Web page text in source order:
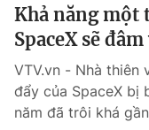
® Cấm sao chép dưới
thuận bằng văn bản.
thông tin từ website
Khả năng một
SpaceX sẽ
VTV.vn - Nhà thiên
đẩy của SpaceX bị
năm đã trôi khá